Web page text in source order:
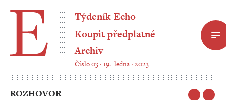
Týdeník Echo
Koupit předplatné
Archiv
Číslo 03 ‧ 19. ledna ‧ 2023
ROZHOVOR